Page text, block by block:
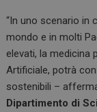
“In uno scenario in
mondo e in molti
elevati, la medicina
Artificiale, potrà
sostenibili –
Dipartimento di